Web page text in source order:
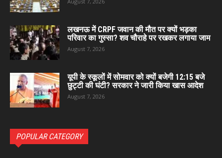
लखनऊ में CRPF जवान की मौत पर क्यों भड़का
परिवार का गुस्सा? शव चौराहे पर रखकर लगाया जाम
August 7, 2026
यूपी के स्कूलों में सोमवार को क्यों बजेगी 12:15 बजे
छुट्टी की घंटी? सरकार ने जारी किया खास आदेश
August 7, 2026
POPULAR CATEGORY